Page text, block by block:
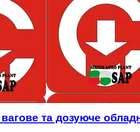
та дозуюче